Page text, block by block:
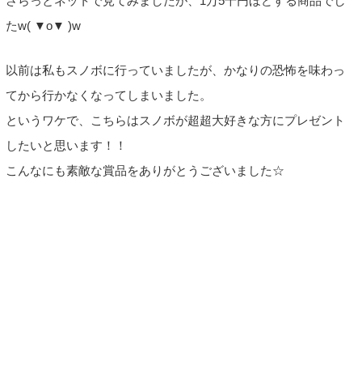
たw( ▼o▼ )w
以前は私もスノボに行っていましたが、かなりの恐怖を味わっ
てから行かなくなってしまいました。
というワケで、こちらはスノボが超超大好きな方にプレゼント
したいと思います！！
こんなにも素敵な賞品をありがとうございました☆